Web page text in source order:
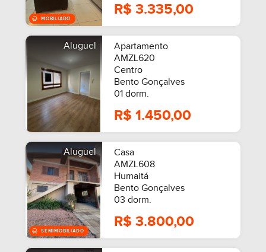
R$ 3.335,00
Aluguel
Apartamento
AMZL620
Centro
Bento Gonçalves
01 dorm.
R$ 1.450,00
Aluguel
Casa
AMZL608
Humaitá
Bento Gonçalves
03 dorm.
R$ 3.800,00